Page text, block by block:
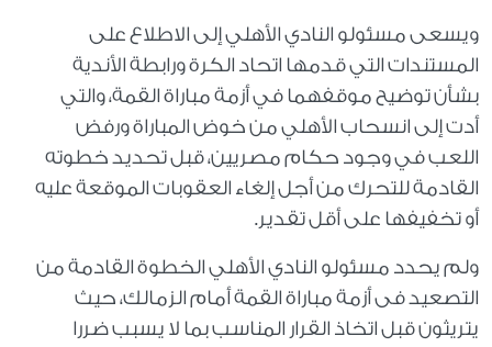
ويسعى مسئولو النادي الأهلي إلى الاطلاع على
المستندات التي قدمها اتحاد الكرة ورابطة الأندية
بشأن توضيح موقفهما في أزمة مباراة القمة، والتي
أدت إلى انسحاب الأهلي من خوض المباراة ورفض
اللعب في وجود حكام مصريين، قبل تحديد خطوته
القادمة للتحرك من أجل إلغاء العقوبات الموقعة عليه
أو تخفيفها على أقل تقدير.
ولم يحدد مسئولو النادي الأهلي الخطوة القادمة من
التصعيد فى أزمة مباراة القمة أمام الزمالك، حيث
يتريثون قبل اتخاذ القرار المناسب بما لا يسبب ضررا